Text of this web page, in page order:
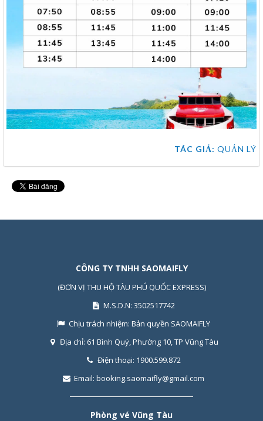
TÁC GIẢ: QUẢN LÝ
CÔNG TY TNHH SAOMAIFLY
(ĐƠN VỊ THU HỘ TÀU PHÚ QUỐC EXPRESS)
M.S.D.N: 3502517742
Chịu trách nhiệm: Bản quyền SAOMAIFLY
Địa chỉ: 61 Bình Quý, Phường 10, TP Vũng Tàu
Điện thoại: 1900.599.872
Email: booking.saomaifly@gmail.com
Phòng vé Vũng Tàu